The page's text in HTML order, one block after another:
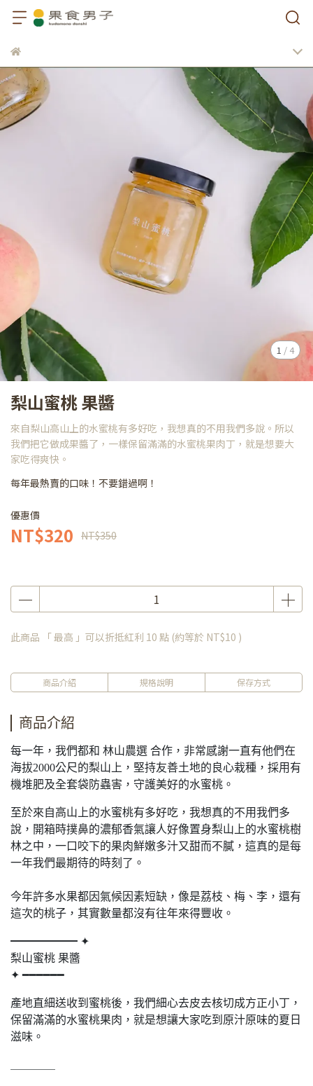
1 / 4
梨山蜜桃 果醬
來自梨山高山上的水蜜桃有多好吃，我想真的不用我們多說。所以
我們把它做成果醬了，一樣保留滿滿的水蜜桃果肉丁，就是想要大
家吃得爽快。
每年最熱賣的口味！不要錯過啊！
優惠價
NT$320 NT$350
此商品 「 最高 」可以折抵紅利 10 點 (約等於 NT$10 )
商品介紹 規格說明 保存方式
商品介紹
每一年，我們都和 林山農選 合作，非常感謝一直有他們在
海拔2000公尺的梨山上，堅持友善土地的良心栽種，採用有
機堆肥及全套袋防蟲害，守護美好的水蜜桃。
至於來自高山上的水蜜桃有多好吃，我想真的不用我們多
說，開箱時撲鼻的濃郁香氣讓人好像置身梨山上的水蜜桃樹
林之中，一口咬下的果肉鮮嫩多汁又甜而不膩，這真的是每
一年我們最期待的時刻了。
今年許多水果都因氣候因素短缺，像是荔枝、梅、李，還有
這次的桃子，其實數量都沒有往年來得豐收。
━━━━━━ ✦
梨山蜜桃 果醬
✦ ━━━━━━
產地直細送收到蜜桃後，我們細心去皮去核切成方正小丁，
保留滿滿的水蜜桃果肉，就是想讓大家吃到原汁原味的夏日
滋味。